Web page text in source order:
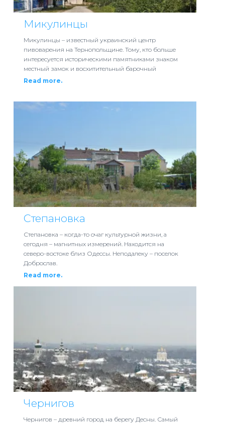
Микулинцы
Микулинцы – известный украинский центр
пивоварения на Тернопольщине. Тому, кто больше
интересуется историческими памятниками знаком
местный замок и восхитительный барочный
Read more.
Степановка
Степановка – когда-то очаг культурной жизни, а
сегодня – магнитных измерений. Находится на
северо-востоке близ Одессы. Неподалеку – поселок
Доброслав.
Read more.
Чернигов
Чернигов – древний город на берегу Десны. Самый